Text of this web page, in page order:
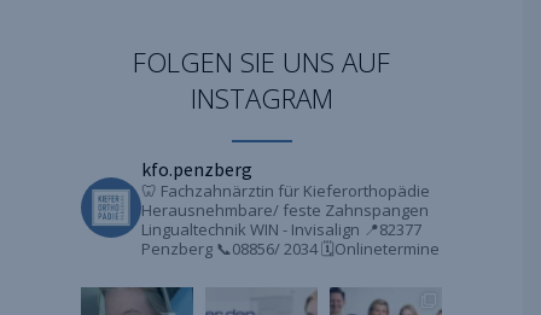
FOLGEN SIE UNS AUF
INSTAGRAM
kfo.penzberg
🦷 Fachzahnärztin für Kieferorthopädie
Herausnehmbare/ feste Zahnspangen
Lingualtechnik WIN - Invisalign 📍82377
Penzberg📞08856/ 2034🗓️Onlinetermine